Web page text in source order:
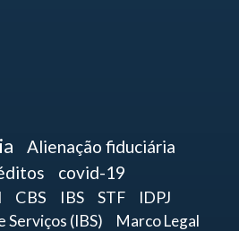
Alienação fiduciária
covid-19
CBS IBS STF
IDPJ
Serviços (IBS)
Marco Legal